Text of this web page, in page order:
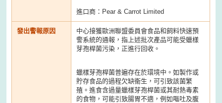
進口商：Pear & Carrot Limited
發出警報原因
中心接獲歐洲聯盟委員會食品和飼料快速預
警系統的通報，指上述批次產品可能受蠟樣
芽孢桿菌污染，正進行回收。
蠟樣芽孢桿菌普遍存在於環境中。如製作或
貯存食品的過程欠缺衞生，可引致該菌繁
殖。進食含過量蠟樣芽孢桿菌或其耐熱毒素
的食物，可能引致腸胃不適，例如嘔吐及腹